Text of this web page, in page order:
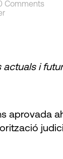
Comments
i
aprovada